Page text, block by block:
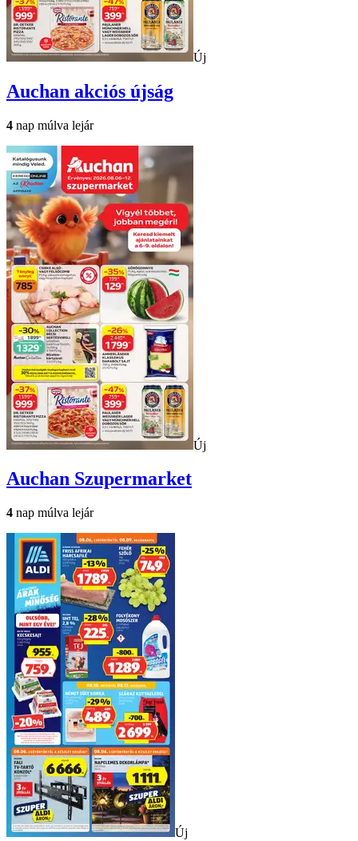
Új
Auchan akciós újság
4 nap múlva lejár
Új
Auchan Szupermarket
4 nap múlva lejár
Új